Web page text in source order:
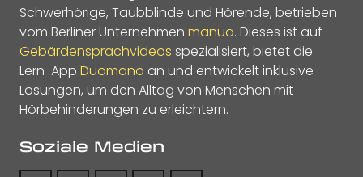
Schwerhörige, Taubblinde und Hörende, betrieben
vom Berliner Unternehmen manua. Dieses ist auf
Gebärdensprachvideos spezialisiert, bietet die
Lern-App Duomano an und entwickelt inklusive
Lösungen, um den Alltag von Menschen mit
Hörbehinderungen zu erleichtern.
Soziale Medien